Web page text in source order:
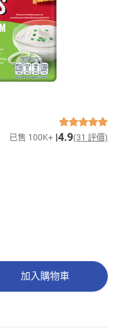
已售 100K+ 4.9(31 評價)
加入購物車